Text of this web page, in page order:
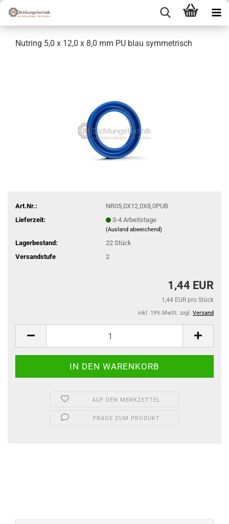
Nutring 5,0 x 12,0 x 8,0 mm PU blau symmetrisch
Art.Nr.:
NR05,0X12,0X8,0PUB
Lieferzeit:
3-4 Arbeitstage
(Ausland abweichend)
Lagerbestand: 22 Stück
Versandstufe
2
1,44 EUR
1,44 EUR pro Stück
inkl. 19% MwSt. zzgl. Versand
AUF DEN MERKZETTEL
FRAGE ZUM PRODUKT